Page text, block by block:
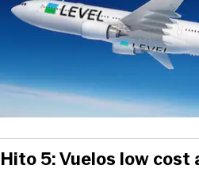
Hito 5: Vuelos low cost